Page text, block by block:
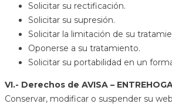
Solicitar su rectificación.
Solicitar su supresión.
Solicitar la limitación de su
Oponerse a su tratamiento.
Solicitar su portabilidad en un
VI.- Derechos de AVISA –
Conservar, modificar o suspender su